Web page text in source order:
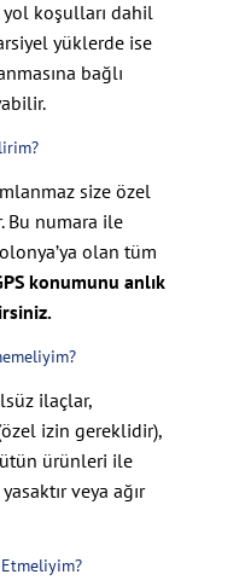
koşulları dahil
yüklerde ise
bağlı
size özel
Bu numara ile
olan tüm
konumunu anlık
ilaçlar,
izin gereklidir),
ürünleri ile
veya ağır